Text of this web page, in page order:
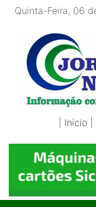
Quinta-Feira, 06
Início